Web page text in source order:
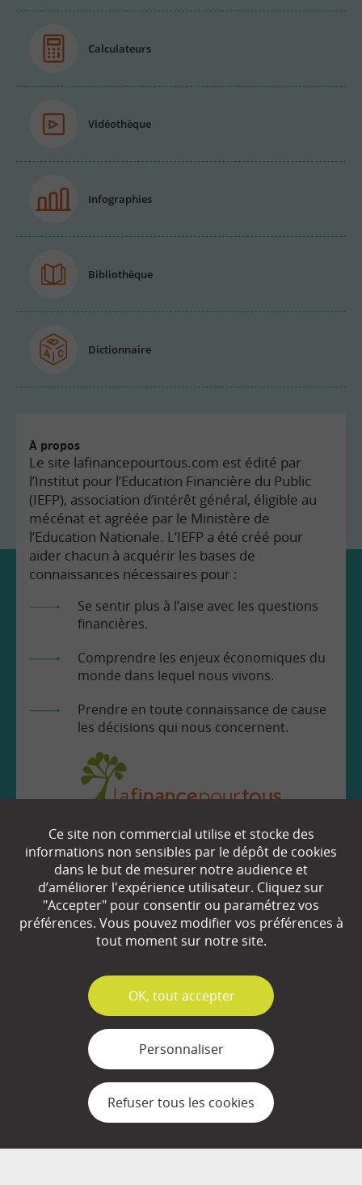
Calculateurs
Vidéothèque
Infographies
Bibliothèque
Dictionnaire
À propos
Le site lafinancepourtous.com est édité par
l’Institut pour l’Education Financière du Public
(IEFP), association d’intérêt général, éligible au
mécénat et agréée par le Ministère de
l’Education Nationale. L’IEFP a été créé pour
aider chacun à acquérir les bases de
connaissances nécessaires pour :
Se sentir plus à l’aise avec les questions
financières.
Comprendre les enjeux économiques du
monde dans lequel nous vivons.
Prendre en toute connaissance de cause
les décisions qui nous concernent.
EN SAVOIR
Qui sommes-nous ?
Partenaires
Plan du site
Mentions légales
Gestion des cookies
Ce site non commercial utilise et stocke des
informations non sensibles par le dépôt de cookies
dans le but de mesurer notre audience et
d’améliorer l'expérience utilisateur. Cliquez sur
"Accepter" pour consentir ou paramétrez vos
préférences. Vous pouvez modifier vos préférences à
tout moment sur notre site.
✓
OK, tout accepter
Personnaliser
Refuser tous les cookies